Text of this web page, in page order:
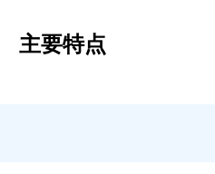
主要特点